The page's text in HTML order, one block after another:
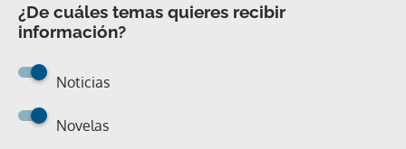
¿De cuáles temas quieres recibir
información?
Noticias
Novelas